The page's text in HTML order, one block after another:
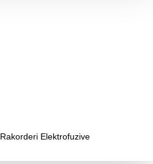
Rakorderi Elektrofuzive